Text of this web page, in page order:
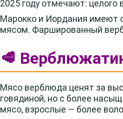
2025 году отмечают:
Марокко и Иордания имеют
мясом. Фаршированный
🥩
Мясо верблюда ценят за
говядиной, но с более
мясо, взрослые — более